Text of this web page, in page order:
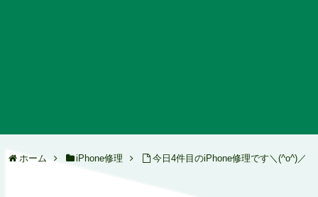
ホーム iPhone修理 今日4件目のiPhone修理です＼(^o^)／